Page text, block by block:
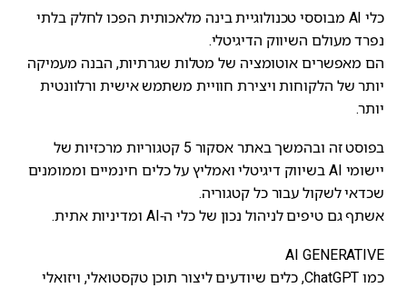
כלי AI מבוססי טכנולוגיית בינה מלאכותית הפכו לחלק בלתי
נפרד מעולם השיווק הדיגיטלי.
הם מאפשרים אוטומציה של מטלות שגרתיות, הבנה מעמיקה
יותר של הלקוחות ויצירת חוויית משתמש אישית ורלוונטית
יותר.
בפוסט זה ובהמשך באתר אסקור 5 קטגוריות מרכזיות של
יישומי AI בשיווק דיגיטלי ואמליץ על כלים חינמיים וממומנים
שכדאי לשקול עבור כל קטגוריה.
אשתף גם טיפים לניהול נכון של כלי ה-AI ומדיניות אתית.
AI GENERATIVE
כמו ChatGPT, כלים שיודעים ליצור תוכן טקסטואלי, ויזואלי